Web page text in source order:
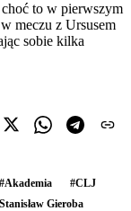
to w pierwszym
meczu z Ursusem
sobie kilka
#Akademia #CLJ
Stanisław Gieroba